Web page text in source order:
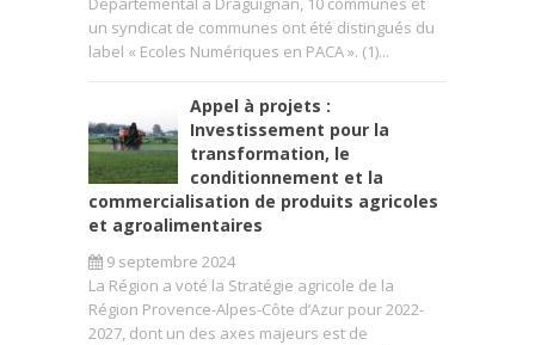
un syndicat de communes ont été distingués du
label « Ecoles Numériques en PACA ». (1)...
Appel à projets :
Investissement pour la
transformation, le
conditionnement et la
commercialisation de produits agricoles
et agroalimentaires
9 septembre 2024
La Région a voté la Stratégie agricole de la
Région Provence-Alpes-Côte d’Azur pour 2022-
2027, dont un des axes majeurs est de